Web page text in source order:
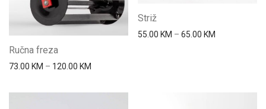
Ručna freza
73.00 KM – 120.00 KM
Striž
55.00 KM – 65.00 KM